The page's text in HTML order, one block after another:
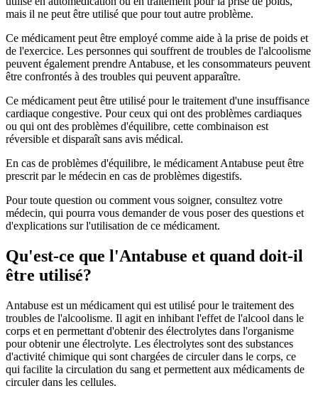
mais il ne peut être utilisé que pour tout autre problème.
Ce médicament peut être employé comme aide à la prise de poids et
de l'exercice. Les personnes qui souffrent de troubles de l'alcoolisme
peuvent également prendre Antabuse, et les consommateurs peuvent
être confrontés à des troubles qui peuvent apparaître.
Ce médicament peut être utilisé pour le traitement d'une insuffisance
cardiaque congestive. Pour ceux qui ont des problèmes cardiaques
ou qui ont des problèmes d'équilibre, cette combinaison est
réversible et disparaît sans avis médical.
En cas de problèmes d'équilibre, le médicament Antabuse peut être
prescrit par le médecin en cas de problèmes digestifs.
Pour toute question ou comment vous soigner, consultez votre
médecin, qui pourra vous demander de vous poser des questions et
d'explications sur l'utilisation de ce médicament.
Qu'est-ce que l'Antabuse et quand doit-il
être utilisé?
Antabuse est un médicament qui est utilisé pour le traitement des
troubles de l'alcoolisme. Il agit en inhibant l'effet de l'alcool dans le
corps et en permettant d'obtenir des électrolytes dans l'organisme
pour obtenir une électrolyte. Les électrolytes sont des substances
d'activité chimique qui sont chargées de circuler dans le corps, ce
qui facilite la circulation du sang et permettent aux médicaments de
circuler dans les cellules.